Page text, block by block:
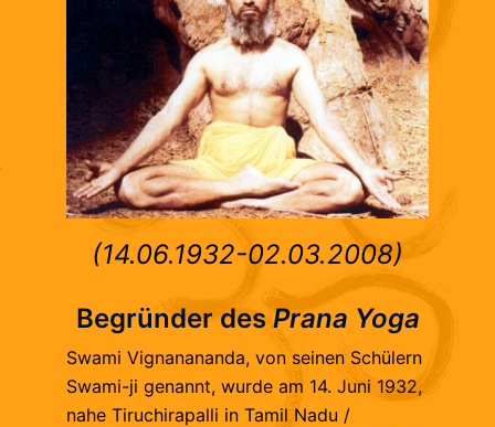
(14.06.1932-02.03.2008)
Begründer des Prana Yoga
Swami Vignanananda, von seinen Schülern
Swami-ji genannt, wurde am 14. Juni 1932,
nahe Tiruchirapalli in Tamil Nadu /